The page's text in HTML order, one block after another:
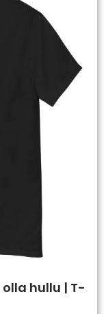
hullu | T-